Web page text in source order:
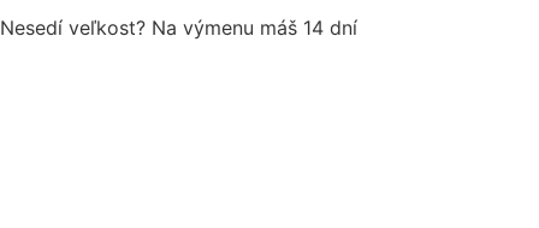
Nesedí veľkost? Na výmenu máš 14 dní